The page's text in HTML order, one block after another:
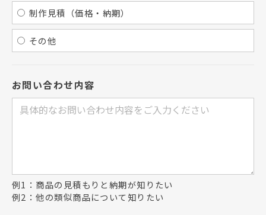
制作見積（価格・納期）
その他
お問い合わせ内容
例1：商品の見積もりと納期が知りたい
例2：他の類似商品について知りたい